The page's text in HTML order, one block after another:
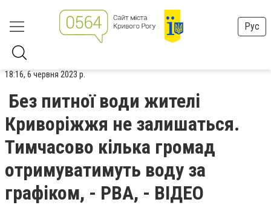
Рус
18:16, 6 червня 2023 р.
Без питної води жителі
Криворіжжя не залишаться.
Тимчасово кілька громад
отримуватимуть воду за
графіком, - РВА, - ВІДЕО